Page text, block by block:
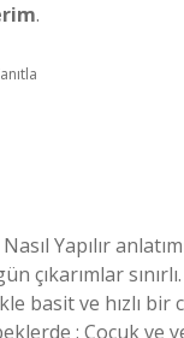
.
Yapılır
çıkarımlar
basit ve hızlı bir
: Çocuk ve